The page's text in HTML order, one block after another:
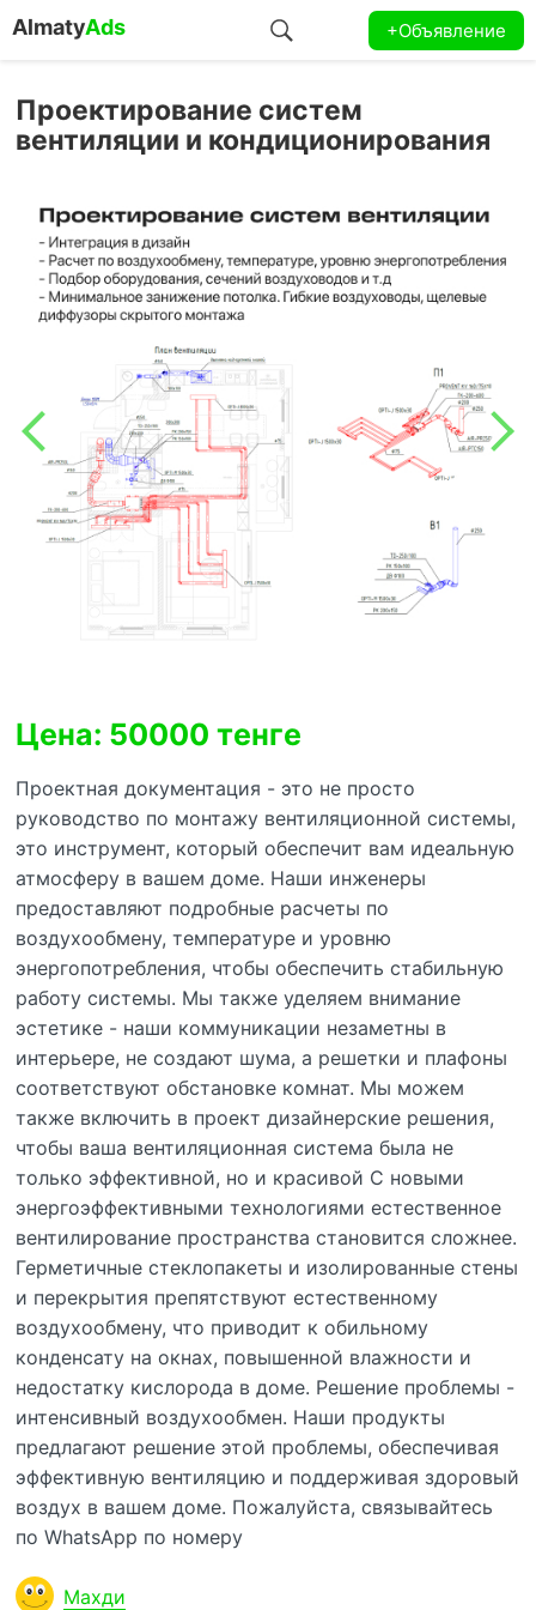
AlmatyAds +Объявление
Проектирование систем
вентиляции и кондиционирования
Цена: 50000 тенге
Проектная документация - это не просто
руководство по монтажу вентиляционной системы,
это инструмент, который обеспечит вам идеальную
атмосферу в вашем доме. Наши инженеры
предоставляют подробные расчеты по
воздухообмену, температуре и уровню
энергопотребления, чтобы обеспечить стабильную
работу системы. Мы также уделяем внимание
эстетике - наши коммуникации незаметны в
интерьере, не создают шума, а решетки и плафоны
соответствуют обстановке комнат. Мы можем
также включить в проект дизайнерские решения,
чтобы ваша вентиляционная система была не
только эффективной, но и красивой С новыми
энергоэффективными технологиями естественное
вентилирование пространства становится сложнее.
Герметичные стеклопакеты и изолированные стены
и перекрытия препятствуют естественному
воздухообмену, что приводит к обильному
конденсату на окнах, повышенной влажности и
недостатку кислорода в доме. Решение проблемы -
интенсивный воздухообмен. Наши продукты
предлагают решение этой проблемы, обеспечивая
эффективную вентиляцию и поддерживая здоровый
воздух в вашем доме. Пожалуйста, связывайтесь
по WhatsApp по номеру
Махди